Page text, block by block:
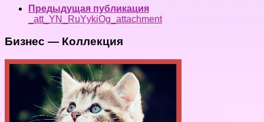
Предыдущая публикация
_att_YN_RuYykiOg_attachment
Бизнес — Коллекция